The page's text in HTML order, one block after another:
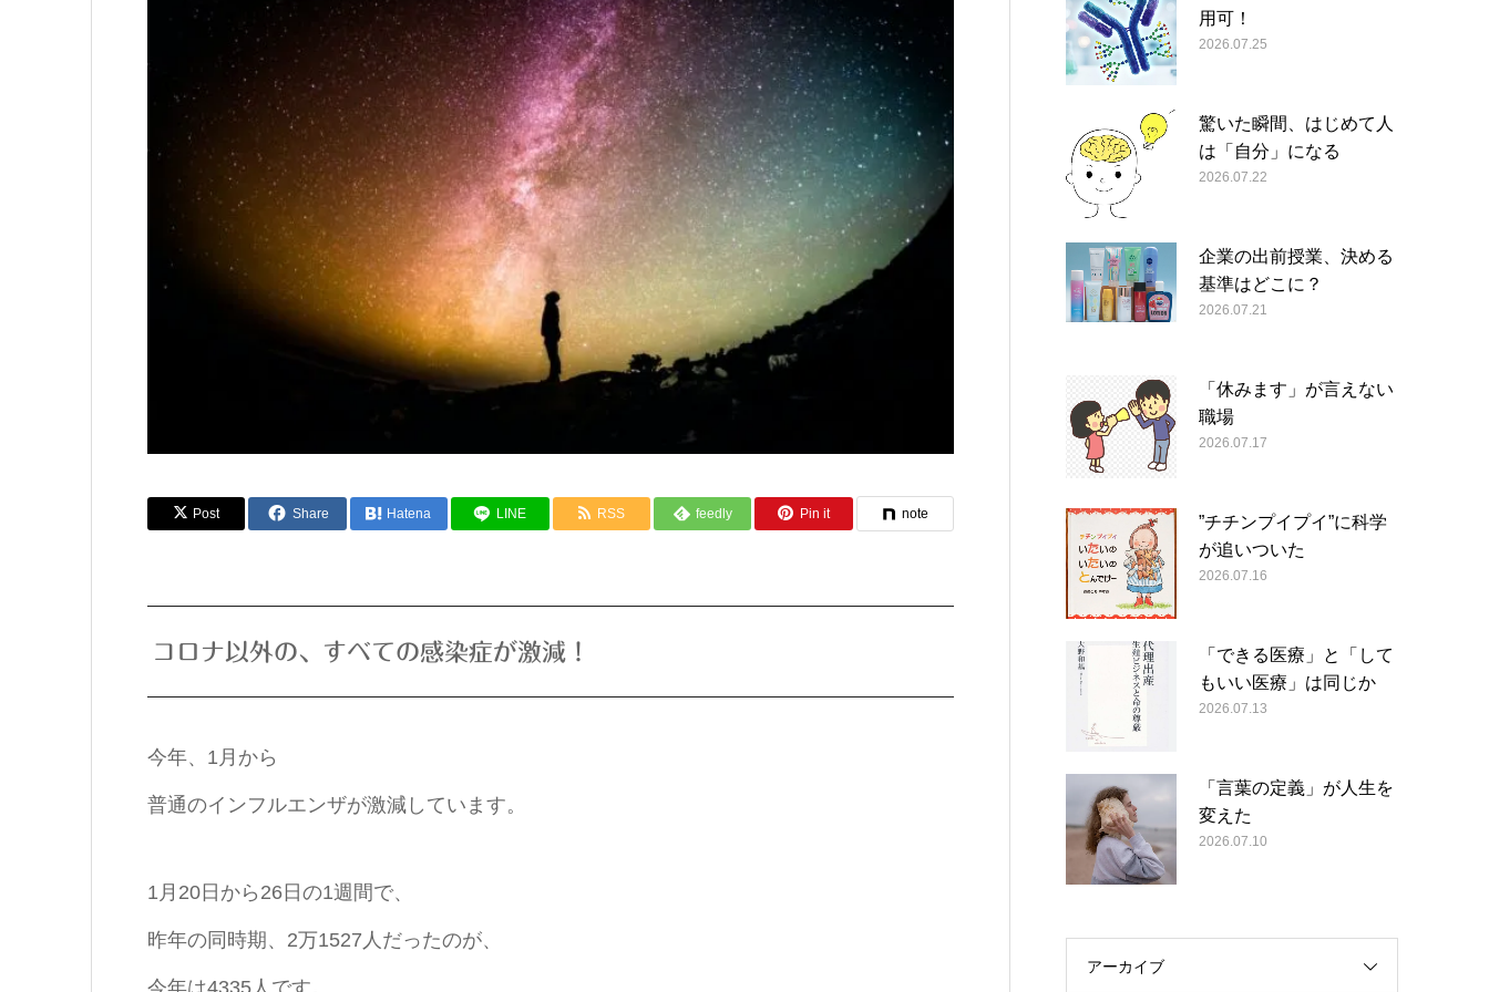
Post Share Hatena LINE RSS feedly Pin it note
コロナ以外の、すべての感染症が激減！
今年、1月から
普通のインフルエンザが激減しています。
1月20日から26日の1週間で、
昨年の同時期、2万1527人だったのが、
今年は4335人です。
用可！
2026.07.25
驚いた瞬間、はじめて人
は「自分」になる
2026.07.22
企業の出前授業、決める
基準はどこに？
2026.07.21
「休みます」が言えない
職場
2026.07.17
”チチンプイプイ”に科学
が追いついた
2026.07.16
「できる医療」と「して
もいい医療」は同じか
2026.07.13
「言葉の定義」が人生を
変えた
2026.07.10
アーカイブ